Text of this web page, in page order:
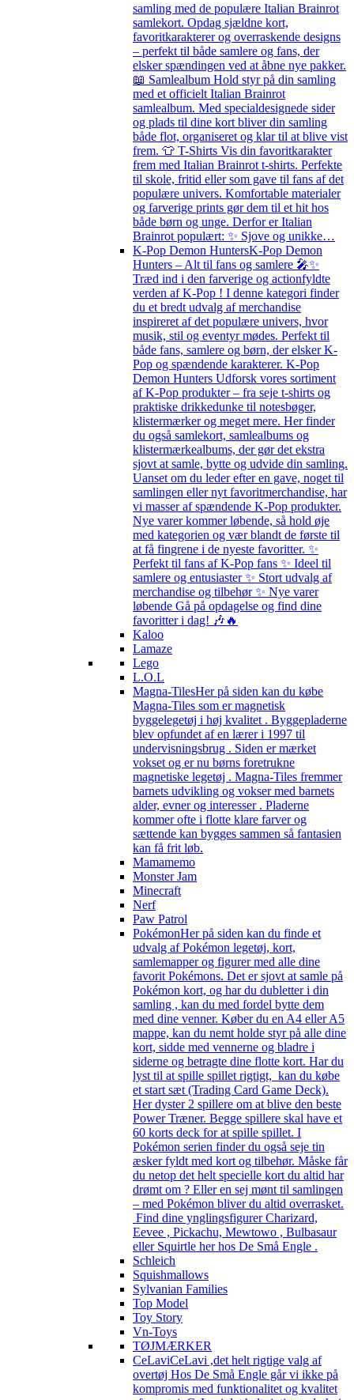
samling med de populære Italian Brainrot
samlekort. Opdag sjældne kort,
favoritkarakterer og overraskende designs
– perfekt til både samlere og fans, der
elsker spændingen ved at åbne nye pakker.
📖 Samlealbum Hold styr på din samling
med et officielt Italian Brainrot
samlealbum. Med specialdesignede sider
og plads til dine kort bliver din samling
både flot, organiseret og klar til at blive vist
frem. 👕 T-Shirts Vis din favoritkarakter
frem med Italian Brainrot t-shirts. Perfekte
til skole, fritid eller som gave til fans af det
populære univers. Komfortable materialer
og farverige prints gør dem til et hit hos
både børn og unge. Derfor er Italian
Brainrot populært: ✨ Sjove og unikke…
K-Pop Demon HuntersK-Pop Demon
Hunters – Alt til fans og samlere 🎤✨
Træd ind i den farverige og actionfyldte
verden af K-Pop ! I denne kategori finder
du et bredt udvalg af merchandise
inspireret af det populære univers, hvor
musik, stil og eventyr mødes. Perfekt til
både fans, samlere og børn, der elsker K-
Pop og spændende karakterer. K-Pop
Demon Hunters Udforsk vores sortiment
af K-Pop produkter – fra seje t-shirts og
praktiske drikkedunke til notesbøger,
klistermærker og meget mere. Her finder
du også samlekort, samlealbums og
klistermærkealbums, der gør det ekstra
sjovt at samle, bytte og udvide din samling.
Uanset om du leder efter en gave, noget til
samlingen eller nyt favoritmerchandise, har
vi masser af spændende K-Pop produkter.
Nye varer kommer løbende, så hold øje
med kategorien og vær blandt de første til
at få fingrene i de nyeste favoritter. ✨
Perfekt til fans af K-Pop fans ✨ Ideel til
samlere og entusiaster ✨ Stort udvalg af
merchandise og tilbehør ✨ Nye varer
løbende Gå på opdagelse og find dine
favoritter i dag! 🎶🔥
Kaloo
Lamaze
Lego
L.O.L
Magna-TilesHer på siden kan du købe
Magna-Tiles som er magnetisk
byggelegetøj i høj kvalitet . Byggepladerne
blev opfundet af en lærer i 1997 til
undervisningsbrug . Siden er mærket
vokset og er nu børns foretrukne
magnetiske legetøj . Magna-Tiles fremmer
barnets udvikling og vokser med barnets
alder, evner og interesser . Pladerne
kommer ofte i flotte klare farver og
sættende kan bygges sammen så fantasien
kan få frit løb.
Mamamemo
Monster Jam
Minecraft
Nerf
Paw Patrol
PokémonHer på siden kan du finde et
udvalg af Pokémon legetøj, kort,
samlemapper og figurer med alle dine
favorit Pokémons. Det er sjovt at samle på
Pokémon kort, og har du dubletter i din
samling , kan du med fordel bytte dem
med dine venner. Køber du en A4 eller A5
mappe, kan du nemt holde styr på alle dine
kort, sidde med vennerne og bladre i
siderne og betragte dine flotte kort. Har du
lyst til at spille spillet rigtigt, kan du købe
et start sæt (Trading Card Game Deck).
Her dyster 2 spillere om at blive den beste
Power Træner. Begge spillere skal have et
60 korts deck for at spille spillet. I
Pokémon serien finder du også seje tin
æsker fyldt med kort og tilbehør. Måske får
du netop det helt specielle kort du altid har
drømt om ? Eller en sej mønt til samlingen
– med Pokémon bliver du altid overrasket.
Find dine ynglingsfigurer Charizard,
Eevee , Pickachu, Mewtowo , Bulbasaur
eller Squirtle her hos De Små Engle .
Schleich
Squishmallows
Sylvanian Families
Top Model
Toy Story
Vn-Toys
TØJMÆRKER
CeLaviCeLavi ,det helt rigtige valg af
overtøj Hos De Små Engle går vi ikke på
kompromis med funktionalitet og kvalitet